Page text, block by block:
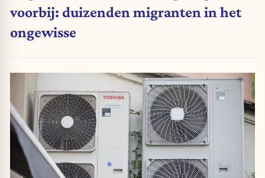
voorbij: duizenden migranten in het
ongewisse